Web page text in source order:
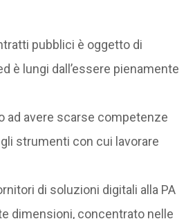
pubblici è oggetto di
è lungi dall’essere pienamente
ad avere scarse competenze
strumenti con cui lavorare
di soluzioni digitali alla PA
dimensioni, concentrato nelle